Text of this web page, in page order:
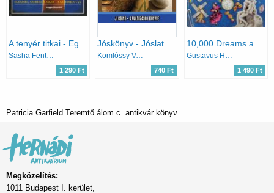
A tenyér titkai - Egészség, szerelem, siker a kezedben van
Sasha Fenton, Malcolm Wright
1 290 Ft
Jóskönyv - Jóslatok mindennapra
Komlóssy Vera
740 Ft
10,000 Dreams and their Traditional Meanings
Gustavus Hindman Miller
1 490 Ft
Patricia Garfield Teremtő álom c. antikvár könyv
Megközelítés:
1011 Budapest I. kerület,